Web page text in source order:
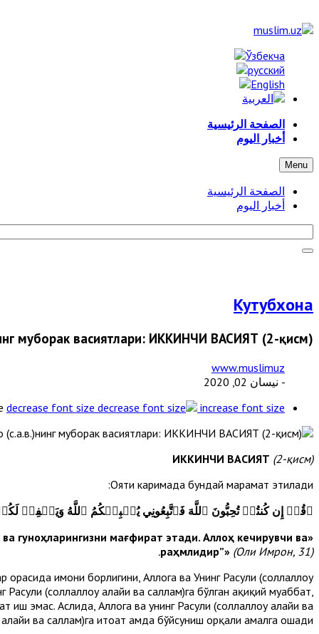
الصفحة الرئيسية
أخبار اليوم
Menu
الصفحة الرئيسية
أخبار اليوم
Кутубхона
муборак васиятлари: ИККИНЧИ ВАСИЯТ (2-қисм)
www.muslimuz
- نيسان 02, 2020
decrease font size increase font size
ИККИНЧИ ВАСИЯТ (2-қисм)
Ояти каримада бундай марҳамат этилади:
﴿قُلۡ إِن كُنتُمۡ تُحِبُّونَ ٱللَّهَ فَٱتَّبِعُونِي يُحۡبِبۡكُمُ ٱللَّهُ وَيَغۡفِرۡ
«Айтинг
гуноҳларингизни мағфират этади. Аллоҳ кечирувчи ва
раҳмлидир”» (Оли Имрон, 31).
орасида имони борлигини, Аллоҳга ва Унинг Расули (соллаллоҳу
(соллаллоҳу алайҳи ва саллам)га бўлган ҳақиқий муҳаббат,
эмас. Аслида, Аллоҳга ва унинг Расули (соллаллоҳу алайҳи ва
ва саллам)га итоат ҳамда бўйсуниш орқали амалга ошади.